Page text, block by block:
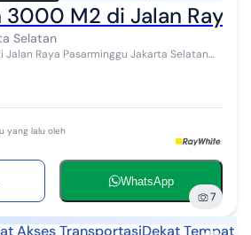
3000 M2 di Jalan Raya
Selatan
Jalan Raya Pasarminggu Jakarta Selatan
yang lalu oleh
WhatsApp
7
Akses TransportasiDekat Tempat